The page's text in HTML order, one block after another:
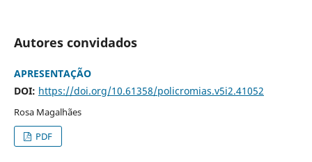
Autores convidados
APRESENTAÇÃO
DOI: https://doi.org/10.61358/policromias.v5i2.41052
Rosa Magalhães
PDF